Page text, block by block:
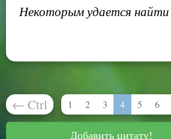
Некоторым удается найти
← Ctrl 1 2 3 4 5 6
Добавить цитату!